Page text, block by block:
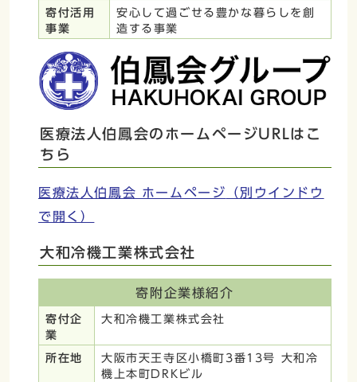
寄付活用
事業
安心して過ごせる豊かな暮らしを創
造する事業
医療法人伯鳳会のホームページURLはこ
ちら
医療法人伯鳳会 ホームページ （別ウインドウ
で開く）
大和冷機工業株式会社
寄附企業様紹介
寄付企
業
大和冷機工業株式会社
所在地
大阪市天王寺区小橋町3番13号 大和冷
機上本町DRKビル